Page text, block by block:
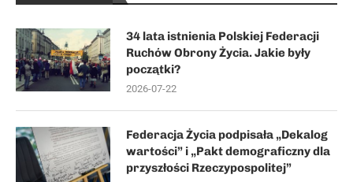
34 lata istnienia Polskiej Federacji
Ruchów Obrony Życia. Jakie były
początki?
2026-07-22
Federacja Życia podpisała „Dekalog
wartości” i „Pakt demograficzny dla
przyszłości Rzeczypospolitej”